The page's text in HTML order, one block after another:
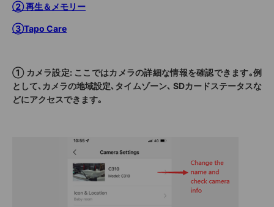
② 再生＆メモリー
③Tapo Care
① カメラ設定: ここではカメラの詳細な情報を確認できます｡例
として､カメラの地域設定､タイムゾーン､ SDカードステータスな
どにアクセスできます｡